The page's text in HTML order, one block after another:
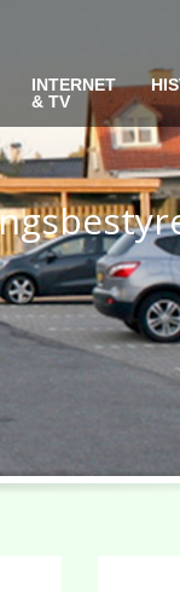
INTERNET
& TV